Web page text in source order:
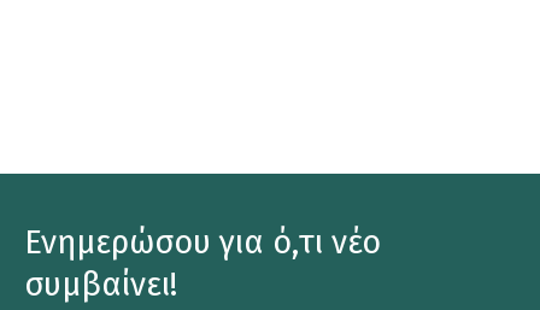
Ενημερώσου για ό,τι νέο
συμβαίνει!